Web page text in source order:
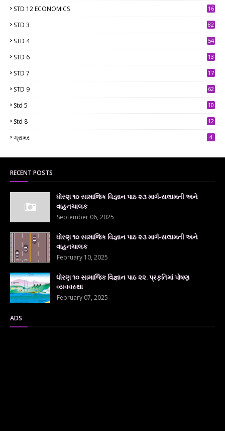
STD 12 ECONOMICS 16
STD 3 82
STD 4 54
STD 6
13
STD 7
17
STD 9 62
Std 5
10
Std 8
12
ગ્રામર 4
RECENT POSTS
ધોરણ ૧૦ સામાજિક વિજ્ઞાન પાઠ ૨૩ માર્ગ-સલામતી અને
વાહનચાલક
September 06, 2025
ધોરણ ૧૦ સામાજિક વિજ્ઞાન પાઠ ૨૩ માર્ગ-સલામતી અને
વાહનચાલક
February 10, 2025
ધોરણ ૧૦ સામાજિક વિજ્ઞાન પાઠ ૨૨. પ્રકૃતિમાં પોષણ
વ્યવવસ્થા
February 07, 2025
ADS